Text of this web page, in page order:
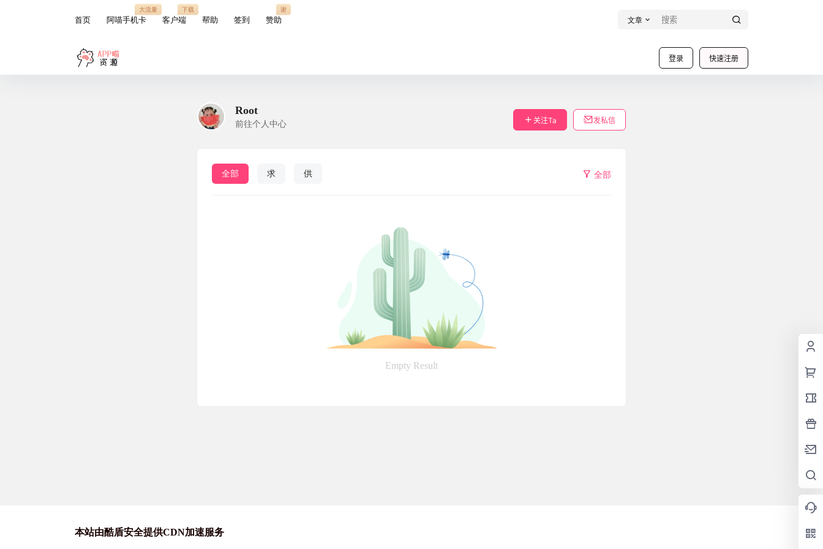
首页 阿喵手机卡
大流量
客户端
下载
帮助 签到 赞助
谢
文章
登录 快速注册
Root
前往个人中心 关注Ta 发私信
全部 求 供 全部
Empty Result
本站由酷盾安全提供CDN加速服务